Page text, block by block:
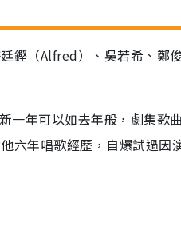
鏗（Alfred）、吳若希、鄭
一年可以如去年般，劇集歌
六年唱歌經歷，自爆試過因